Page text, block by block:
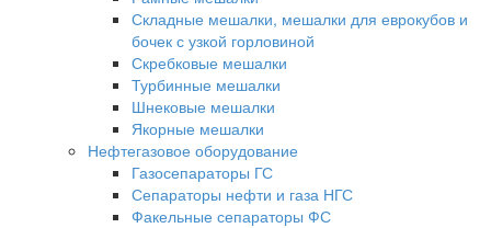
Складные мешалки, мешалки для еврокубов и
бочек с узкой горловиной
Скребковые мешалки
Турбинные мешалки
Шнековые мешалки
Якорные мешалки
Нефтегазовое оборудование
Газосепараторы ГС
Сепараторы нефти и газа НГС
Факельные сепараторы ФС